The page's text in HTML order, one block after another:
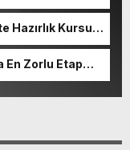
Hazırlık Kursu
En Zorlu Etap